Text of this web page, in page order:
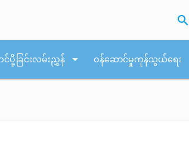
search
င်ပို့ခြင်းလမ်းညွှန် arrow_drop_down ဝန်ဆောင်မှုကုန်သွယ်ရေး